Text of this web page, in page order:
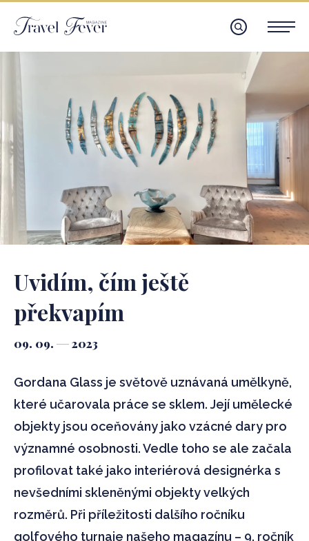
Uvidím, čím ještě
překvapím
09. 09. 2023
Gordana Glass je světově uznávaná umělkyně,
které učarovala práce se sklem. Její umělecké
objekty jsou oceňovány jako vzácné dary pro
významné osobnosti. Vedle toho se ale začala
profilovat také jako interiérová designérka s
nevšedními skleněnými objekty velkých
rozměrů. Při příležitosti dalšího ročníku
golfového turnaje našeho magazínu – 9. ročník